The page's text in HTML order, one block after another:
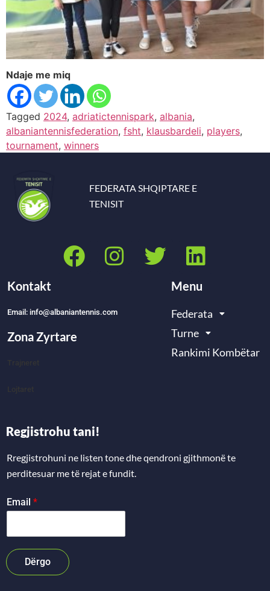
Ndaje me miq
Tagged 2024, adriatictennispark, albania,
albaniantennisfederation, fsht, klausbardeli, players,
tournament, winners
FEDERATA SHQIPTARE E
TENISIT
Kontakt
Email: info@albaniantennis.com
Zona Zyrtare
Menu
Federata
Turne
Rankimi Kombëtar
Regjistrohu tani!
Rregjistrohuni ne listen tone dhe qendroni gjithmonë te
perditesuar me të rejat e fundit.
Email *
Dërgo